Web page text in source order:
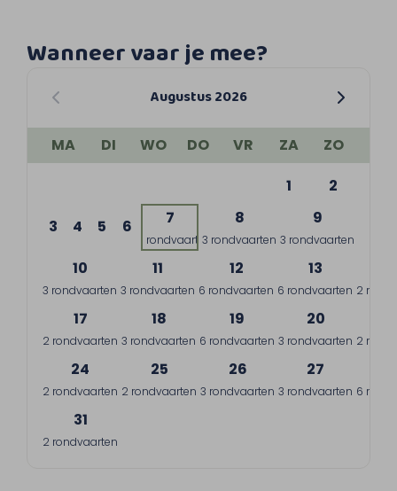
Wanneer vaar je mee?
Augustus 2026
MA DI WO DO VR ZA
ZO
1
2
3 4 5 6 7
1 rondvaart
8
3 rondvaarten
9
3 rondvaarten
10
3 rondvaarten
11
3 rondvaarten
12
6 rondvaarten
13
6 rondvaarten 2
17
2 rondvaarten
18
3 rondvaarten
19
6 rondvaarten
20
3 rondvaarten 2
24
2 rondvaarten
25
2 rondvaarten
26
3 rondvaarten
27
3 rondvaarten 6
31
2 rondvaarten